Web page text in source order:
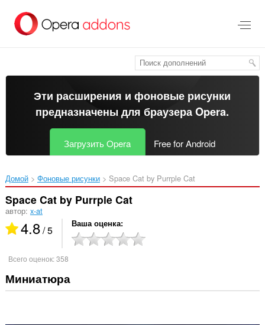
перейти
Эти расширения и фоновые рисунки
предназначены длябраузера Opera.
Загрузить Opera Free for Android
Домой Фоновые рисунки Space Cat by Purrple Cat‎
Space Cat by Purrple Cat
автор: x-at
4.8/ 5 Ваша оценка
Всего оценок:358
Миниатюра